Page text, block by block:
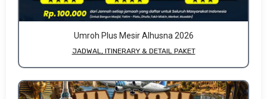
Umroh Plus Mesir Alhusna 2026
JADWAL, ITINERARY & DETAIL PAKET